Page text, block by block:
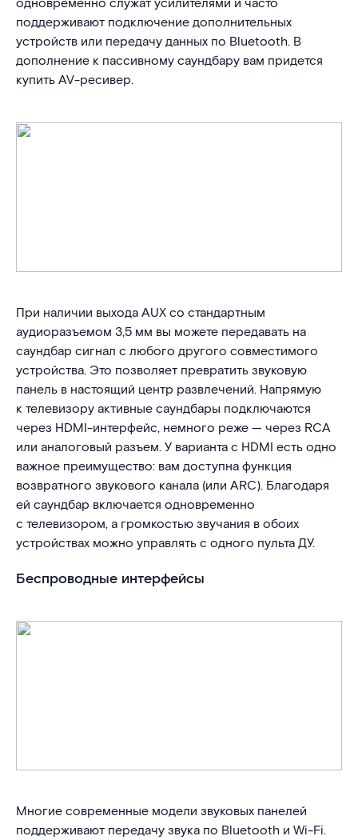
одновременно служат усилителями и часто
поддерживают подключение дополнительных
устройств или передачу данных по Bluetooth. В
дополнение к пассивному саундбару вам придется
купить AV-ресивер.
При наличии выхода AUX со стандартным
аудиоразъемом 3,5 мм вы можете передавать на
саундбар сигнал с любого другого совместимого
устройства. Это позволяет превратить звуковую
панель в настоящий центр развлечений. Напрямую
к телевизору активные саундбары подключаются
через HDMI-интерфейс, немного реже — через RCA
или аналоговый разъем. У варианта с HDMI есть одно
важное преимущество: вам доступна функция
возвратного звукового канала (или ARC). Благодаря
ей саундбар включается одновременно
с телевизором, а громкостью звучания в обоих
устройствах можно управлять с одного пульта ДУ.
Беспроводные интерфейсы
Многие современные модели звуковых панелей
поддерживают передачу звука по Bluetooth и Wi-Fi.